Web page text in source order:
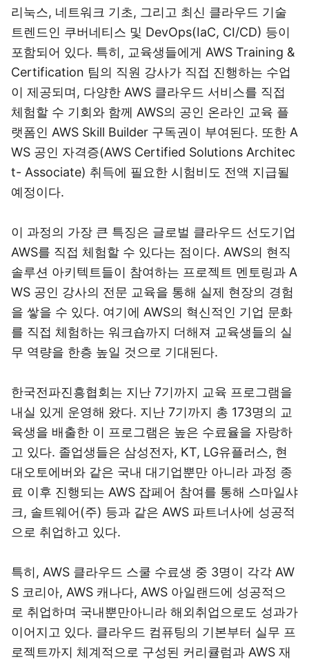
리눅스, 네트워크 기초, 그리고 최신 클라우드 기술
트렌드인 쿠버네티스 및 DevOps(IaC, CI/CD) 등이
포함되어 있다. 특히, 교육생들에게 AWS Training &
Certification 팀의 직원 강사가 직접 진행하는 수업
이 제공되며, 다양한 AWS 클라우드 서비스를 직접
체험할 수 기회와 함께 AWS의 공인 온라인 교육 플
랫폼인 AWS Skill Builder 구독권이 부여된다. 또한 A
WS 공인 자격증(AWS Certified Solutions Architec
t- Associate) 취득에 필요한 시험비도 전액 지급될
예정이다.
이 과정의 가장 큰 특징은 글로벌 클라우드 선도기업
AWS를 직접 체험할 수 있다는 점이다. AWS의 현직
솔루션 아키텍트들이 참여하는 프로젝트 멘토링과 A
WS 공인 강사의 전문 교육을 통해 실제 현장의 경험
을 쌓을 수 있다. 여기에 AWS의 혁신적인 기업 문화
를 직접 체험하는 워크숍까지 더해져 교육생들의 실
무 역량을 한층 높일 것으로 기대된다.
한국전파진흥협회는 지난 7기까지 교육 프로그램을
내실 있게 운영해 왔다. 지난 7기까지 총 173명의 교
육생을 배출한 이 프로그램은 높은 수료율을 자랑하
고 있다. 졸업생들은 삼성전자, KT, LG유플러스, 현
대오토에버와 같은 국내 대기업뿐만 아니라 과정 종
료 이후 진행되는 AWS 잡페어 참여를 통해 스마일샤
크, 솔트웨어(주) 등과 같은 AWS 파트너사에 성공적
으로 취업하고 있다.
특히, AWS 클라우드 스쿨 수료생 중 3명이 각각 AW
S 코리아, AWS 캐나다, AWS 아일랜드에 성공적으
로 취업하며 국내뿐만아니라 해외취업으로도 성과가
이어지고 있다. 클라우드 컴퓨팅의 기본부터 실무 프
로젝트까지 체계적으로 구성된 커리큘럼과 AWS 재